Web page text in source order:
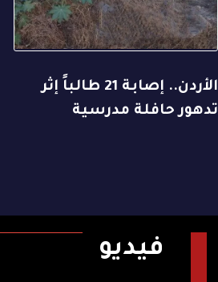
الأردن.. إصابة 21 طالباً إثر
تدهور حافلة مدرسية
فيديو